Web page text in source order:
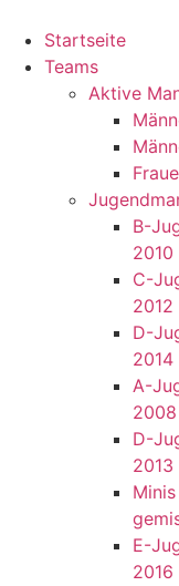
Startseite
Teams
Aktive
B-
2010
C-
2012
D-
2014
A-
2008
D-
2013
E-
2016